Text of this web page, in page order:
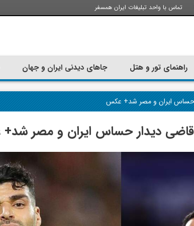
تماس با واحد تبلیغات ایران همسفر
راهنمای تور و هتل جاهای دیدنی ایران و جهان
تجربه سفر با اتوبوس به استانبول؛